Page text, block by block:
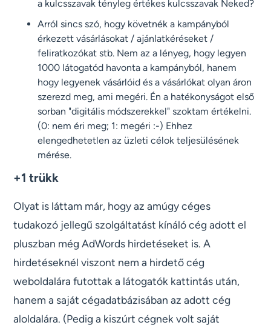
a kulcsszavak tényleg értékes kulcsszavak Neked?
Arról sincs szó, hogy követnék a kampányból
érkezett vásárlásokat / ajánlatkéréseket /
feliratkozókat stb. Nem az a lényeg, hogy legyen
1000 látogatód havonta a kampányból, hanem
hogy legyenek vásárlóid és a vásárlókat olyan áron
szerezd meg, ami megéri. Én a hatékonyságot első
sorban "digitális módszerekkel" szoktam értékelni.
(0: nem éri meg; 1: megéri :-) Ehhez
elengedhetetlen az üzleti célok teljesülésének
mérése.
+1 trükk
Olyat is láttam már, hogy az amúgy céges
tudakozó jellegű szolgáltatást kínáló cég adott el
pluszban még AdWords hirdetéseket is. A
hirdetéseknél viszont nem a hirdető cég
weboldalára futottak a látogatók kattintás után,
hanem a saját cégadatbázisában az adott cég
aloldalára. (Pedig a kiszúrt cégnek volt saját